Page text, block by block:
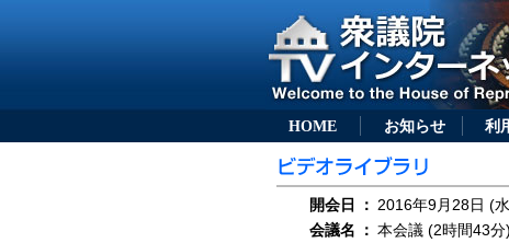
HOME お知らせ 利
開会日 ： 2016年9月28日 (
会議名
： 本会議 (2時間43分)